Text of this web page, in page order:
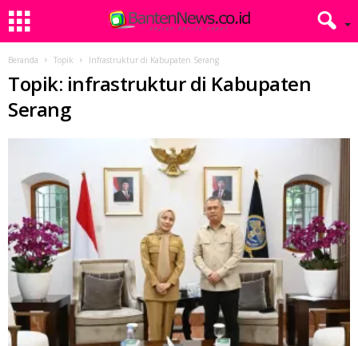
Beranda Topik Infrastruktur di Kabupaten Serang
Topik: infrastruktur di Kabupaten
Serang